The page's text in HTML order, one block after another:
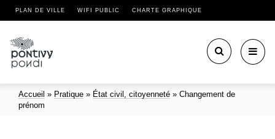
PLAN DE VILLE WIFI PUBLIC CHARTE GRAPHIQUE
Accueil » Pratique » État civil, citoyenneté » Changement de
prénom